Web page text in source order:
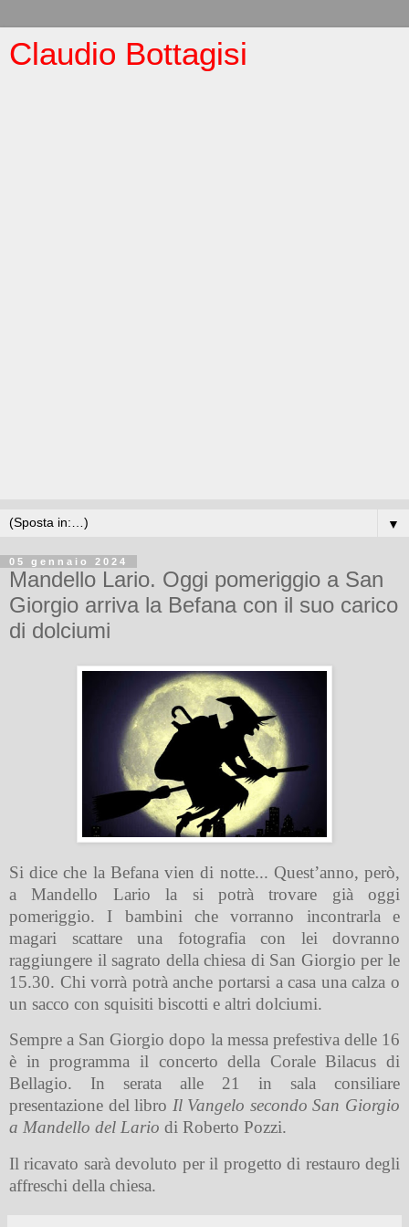
Claudio Bottagisi
▼
05 gennaio 2024
Mandello Lario. Oggi pomeriggio a San
Giorgio arriva la Befana con il suo carico
di dolciumi
Si dice che la Befana vien di notte... Quest’anno, però,
a Mandello Lario la si potrà trovare già oggi
pomeriggio. I bambini che vorranno incontrarla e
magari scattare una fotografia con lei dovranno
raggiungere il sagrato della chiesa di San Giorgio per le
15.30. Chi vorrà potrà anche portarsi a casa una calza o
un sacco con squisiti biscotti e altri dolciumi.
Sempre a San Giorgio dopo la messa prefestiva delle 16
è in programma il concerto della Corale Bilacus di
Bellagio. In serata alle 21 in sala consiliare
presentazione del libro Il Vangelo secondo San Giorgio
a Mandello del Lario di Roberto Pozzi.
Il ricavato sarà devoluto per il progetto di restauro degli
affreschi della chiesa.